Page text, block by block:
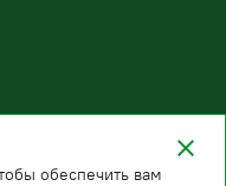
обеспечить вам